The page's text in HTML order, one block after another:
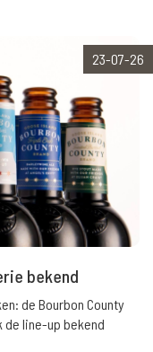
23-07-26
bekend
de Bourbon County
de line-up bekend